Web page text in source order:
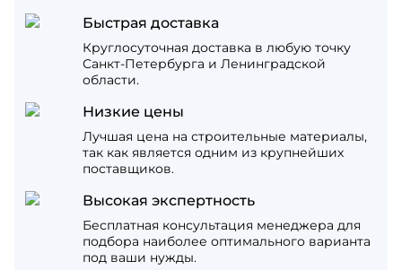
Быстрая доставка
Круглосуточная доставка в любую точку
Санкт-Петербурга и Ленинградской
области.
Низкие цены
Лучшая цена на строительные материалы,
так как является одним из крупнейших
поставщиков.
Высокая экспертность
Бесплатная консультация менеджера для
подбора наиболее оптимального варианта
под ваши нужды.